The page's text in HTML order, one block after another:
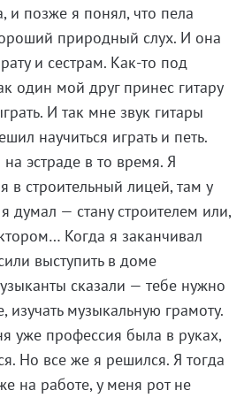
и позже я понял, что пела
природный слух. И она
и сестрам. Как-то под
один мой друг принес гитару
И так мне звук гитары
научиться играть и петь.
эстраде в то время. Я
в строительный лицей, там у
думал — стану строителем или,
Когда я заканчивал
выступить в доме
сказали — тебе нужно
изучать музыкальную грамоту.
уже профессия была в руках,
Но все же я решился. Я тогда
на работе, у меня рот не